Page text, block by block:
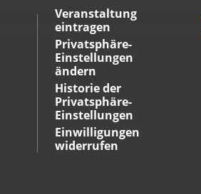
Veranstaltung
eintragen
Privatsphäre-
Einstellungen
ändern
Historie der
Privatsphäre-
Einstellungen
Einwilligungen
widerrufen